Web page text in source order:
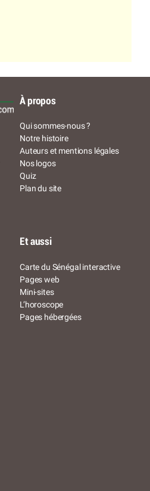
À propos
Qui sommes-nous ?
Notre histoire
Auteurs et mentions légales
Nos logos
Quiz
Plan du site
Et aussi
Carte du Sénégal interactive
Pages web
Mini-sites
L’horoscope
Pages hébergées